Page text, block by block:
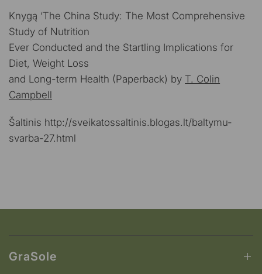
Knygą ‘The China Study: The Most Comprehensive
Study of Nutrition
Ever Conducted and the Startling Implications for
Diet, Weight Loss
and Long-term Health (Paperback) by T. Colin
Campbell
Šaltinis http://sveikatossaltinis.blogas.lt/baltymu-
svarba-27.html
GraSole